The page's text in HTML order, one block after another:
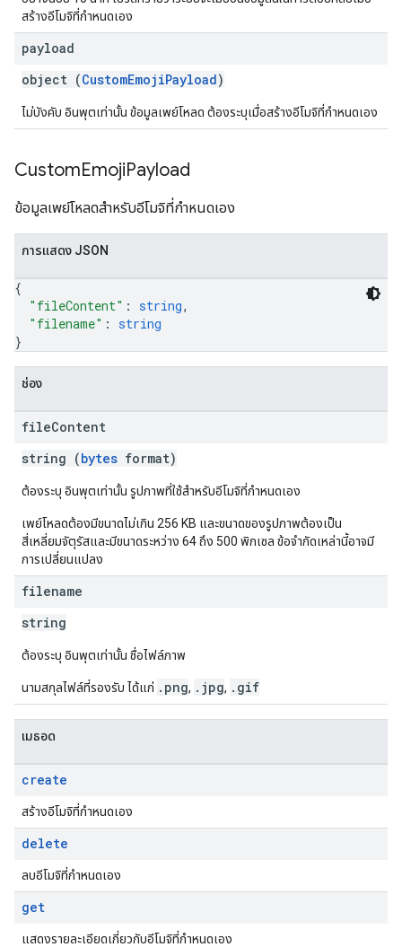
สร้างอีโมจิที่กำหนดเอง
payload
object (CustomEmojiPayload)
ไม่บังคับ อินพุตเท่านั้น ข้อมูลเพย์โหลด ต้องระบุเมื่อสร้างอีโมจิที่กำหนดเอง
CustomEmojiPayload
ข้อมูลเพย์โหลดสำหรับอีโมจิที่กำหนดเอง
การแสดง JSON
{
"fileContent" : string,
"filename" : string
}
ช่อง
fileContent
string (bytes format)
ต้องระบุ อินพุตเท่านั้น รูปภาพที่ใช้สําหรับอีโมจิที่กําหนดเอง
เพย์โหลดต้องมีขนาดไม่เกิน 256 KB และขนาดของรูปภาพต้องเป็น
สี่เหลี่ยมจัตุรัสและมีขนาดระหว่าง 64 ถึง 500 พิกเซล ข้อจำกัดเหล่านี้อาจมี
การเปลี่ยนแปลง
filename
string
ต้องระบุ อินพุตเท่านั้น ชื่อไฟล์ภาพ
นามสกุลไฟล์ที่รองรับ ได้แก่ .png, .jpg, .gif
เมธอด
create
สร้างอีโมจิที่กำหนดเอง
delete
ลบอีโมจิที่กำหนดเอง
get
แสดงรายละเอียดเกี่ยวกับอีโมจิที่กำหนดเอง